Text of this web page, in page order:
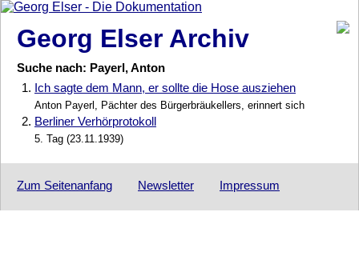
Georg Elser Archiv
Suche nach: Payerl, Anton
1. Ich sagte dem Mann, er sollte die Hose ausziehen
Anton Payerl, Pächter des Bürgerbräukellers, erinnert sich
2. Berliner Verhörprotokoll
5. Tag (23.11.1939)
Zum Seitenanfang Newsletter Impressum